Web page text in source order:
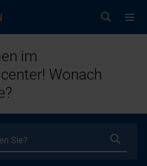
im
Wonach